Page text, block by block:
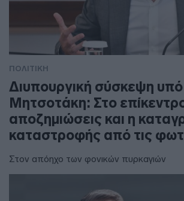
ΠΟΛΙΤΙΚΗ
Διυπουργική σύσκεψη
Μητσοτάκη: Στο
αποζημιώσεις και η
καταστροφής από τις
Στον απόηχο των φονικών πυρκαγιών